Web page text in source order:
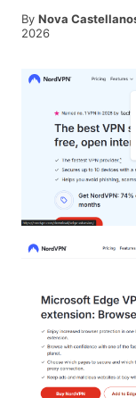
By Nova
2026